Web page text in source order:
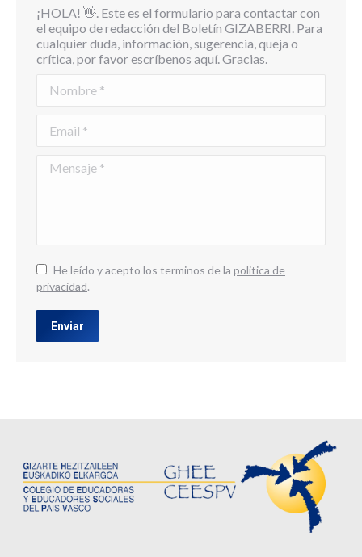
¡HOLA! 👋. Este es el formulario para contactar con
el equipo de redacción del Boletín GIZABERRI. Para
cualquier duda, información, sugerencia, queja o
crítica, por favor escríbenos aquí. Gracias.
Mensaje *
He leído y acepto los terminos de la politica de
privacidad.
Enviar